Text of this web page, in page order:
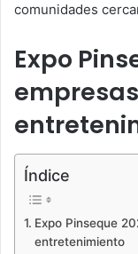
comunidades
Expo
Índice
Expo Pinseque
entretenimiento